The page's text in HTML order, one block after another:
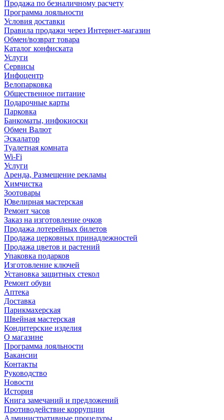
Продажа по безналичному расчету
Программа лояльности
Условия доставки
Правила продажи через Интернет-магазин
Обмен/возврат товара
Каталог конфиската
Услуги
Сервисы
Инфоцентр
Велопарковка
Общественное питание
Подарочные карты
Парковка
Банкоматы, инфокиоски
Обмен Валют
Эскалатор
Туалетная комната
Wi-Fi
Услуги
Аренда, Размещение рекламы
Химчистка
Зоотовары
Ювелирная мастерская
Ремонт часов
Заказ на изготовление очков
Продажа лотерейных билетов
Продажа церковных принадлежностей
Продажа цветов и растений
Упаковка подарков
Изготовление ключей
Установка защитных стекол
Ремонт обуви
Аптека
Доставка
Парикмахерская
Швейная мастерская
Кондитерские изделия
О магазине
Программа лояльности
Вакансии
Контакты
Руководство
Новости
История
Книга замечаний и предложений
Противодействие коррупции
Административные процедуры